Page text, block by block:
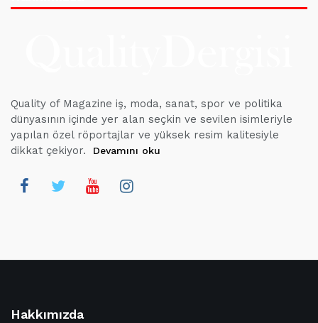
Quality of Magazine iş, moda, sanat, spor ve politika
dünyasının içinde yer alan seçkin ve sevilen isimleriyle
yapılan özel röportajlar ve yüksek resim kalitesiyle
dikkat çekiyor.
Devamını oku
Hakkımızda